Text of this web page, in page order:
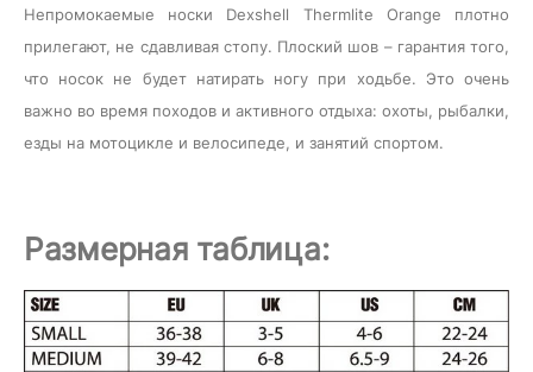
Непромокаемые носки Dexshell Thermlite Orange плотно
прилегают, не сдавливая стопу. Плоский шов – гарантия того,
что носок не будет натирать ногу при ходьбе. Это очень
важно во время походов и активного отдыха: охоты, рыбалки,
езды на мотоцикле и велосипеде, и занятий спортом.
Размерная таблица: